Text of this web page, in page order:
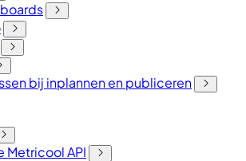
bij inplannen en publiceren
Metricool API